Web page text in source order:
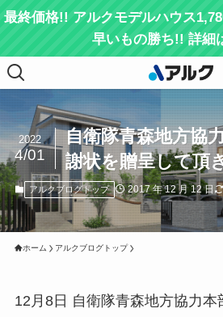
最終価格!! アルクモデルハウス
早いもの勝ち!! 詳細
自衛隊青森地方協
謝状を贈呈して頂
2022
4/01
アルクブログトップ 2017 年 12 月 12 日
ホーム アルクブログトップ
12月8日 自衛隊青森地方協力本